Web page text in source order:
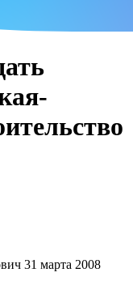
31 марта 2008